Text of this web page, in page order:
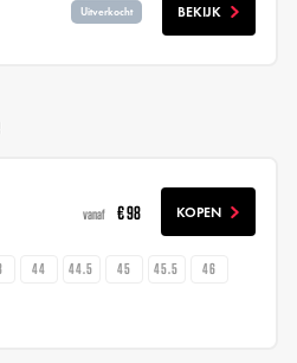
Uitverkocht BEKIJK
vanaf € 98 KOPEN
44 44.5 45 45.5
46